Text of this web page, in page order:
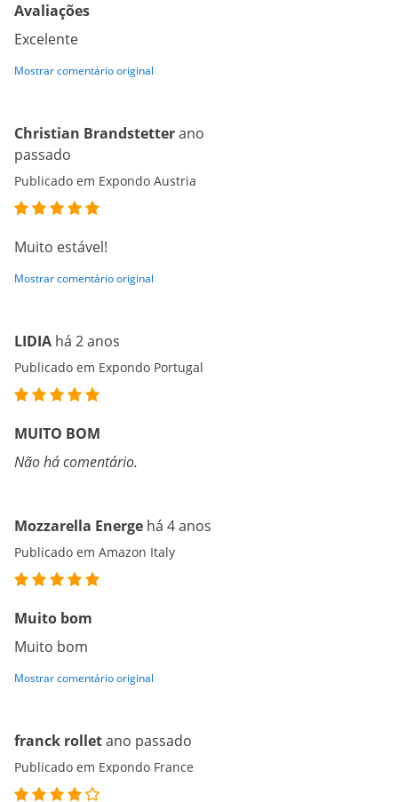
Avaliações
Excelente
Mostrar comentário original
Christian Brandstetterano
passado
Publicado em Expondo Austria
Muito estável!
Mostrar comentário original
LIDIA há 2 anos
Publicado em Expondo Portugal
MUITO BOM
Não há comentário.
Mozzarella Energe há 4 anos
Publicado em Amazon Italy
Muito bom
Muito bom
Mostrar comentário original
franck rolletano passado
Publicado em Expondo France